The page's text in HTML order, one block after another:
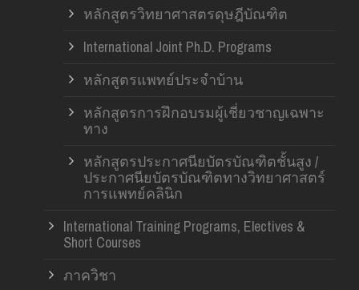
หลักสูตรวิทยาศาสตรดุษฎีบัณฑิต
International Joint Ph.D. Programs
หลักสูตรแพทย์ประจำบ้าน
หลักสูตรการฝึกอบรมผู้เชี่ยวชาญเฉพาะ
ทาง
หลักสูตรประกาศนียบัตรบัณฑิตชั้นสูง /
ประกาศนียบัตรบัณฑิตทางวิทยาศาสตร์
การแพทย์คลินิก
International Training Programs, Electives &
Short Courses
ภาควิชา